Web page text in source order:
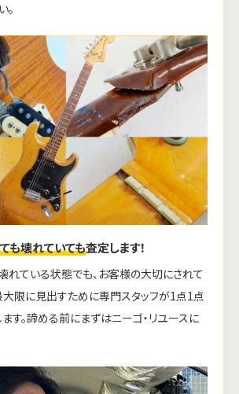
。
も壊れていても査定します！
れている状態でも、お客様の大切にされて
限に見出すために専門スタッフが1点1点
す。諦める前にまずはニーゴ・リユースに